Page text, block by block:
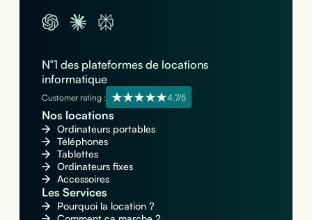
N°1 des plateformes de locations
informatique
Customer rating : 4,7/5
Nos locations
Ordinateurs portables
Téléphones
Tablettes
Ordinateurs fixes
Accessoires
Les Services
Pourquoi la location ?